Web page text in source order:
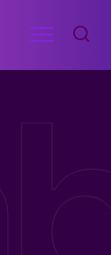
RECEITAS
ACADEMIA
Menu